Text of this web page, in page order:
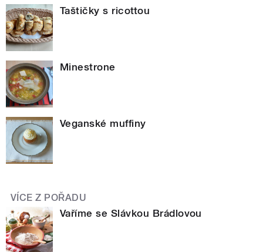
Taštičky s ricottou
Minestrone
Veganské muffiny
VÍCE Z POŘADU
Vaříme se Slávkou Brádlovou